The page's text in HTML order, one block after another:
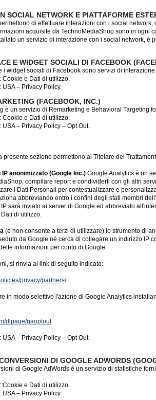
SOCIAL NETWORK E PIATTAFORME
di effettuare interazioni con i social
acquisite da TechnoMediaShop sono in ogni
un servizio di interazione con i social network,
E WIDGET SOCIALI DI FACEBOOK
i widget sociali di Facebook sono servizi di
e Dati di utilizzo.
– Privacy Policy.
(FACEBOOK, INC.)
è un servizio di Remarketing e Behavioral Targeting
e Dati di utilizzo.
– Privacy Policy – Opt Out.
presente sezione permettono al Titolare del
anonimizzato (Google Inc.) Google Analytics è un
compilare report e condividerli con gli altri
i Dati Personali per contestualizzare e
abbreviando entro i confini degli stati membri
sarà inviato ai server di Google ed abbreviato
di utilizzo.
(e non consente a terzi di utilizzare) lo strumento di
da Google né cerca di collegare un indirizzo IP
informazioni per conto di Google.
si rinvia al link di seguito indicato:
privacy/partners/
in modo selettivo l'azione di Google Analytics
dlpage/gaoptout
– Privacy Policy – Opt Out.
DI GOOGLE ADWORDS
di Google AdWords è un servizio di statistiche
e Dati di utilizzo.
– Privacy Policy.